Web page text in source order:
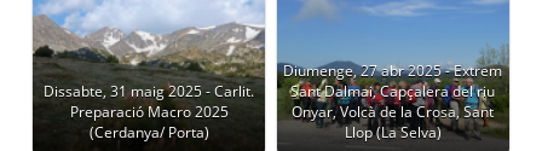
Dissabte, 31 maig 2025 - Carlit.
Preparació Macro 2025
(Cerdanya/ Porta)
Diumenge, 27 abr 2025 - Extrem
Sant Dalmai, Capçalera del riu
Onyar, Volcà de la Crosa, Sant
Llop (La Selva)